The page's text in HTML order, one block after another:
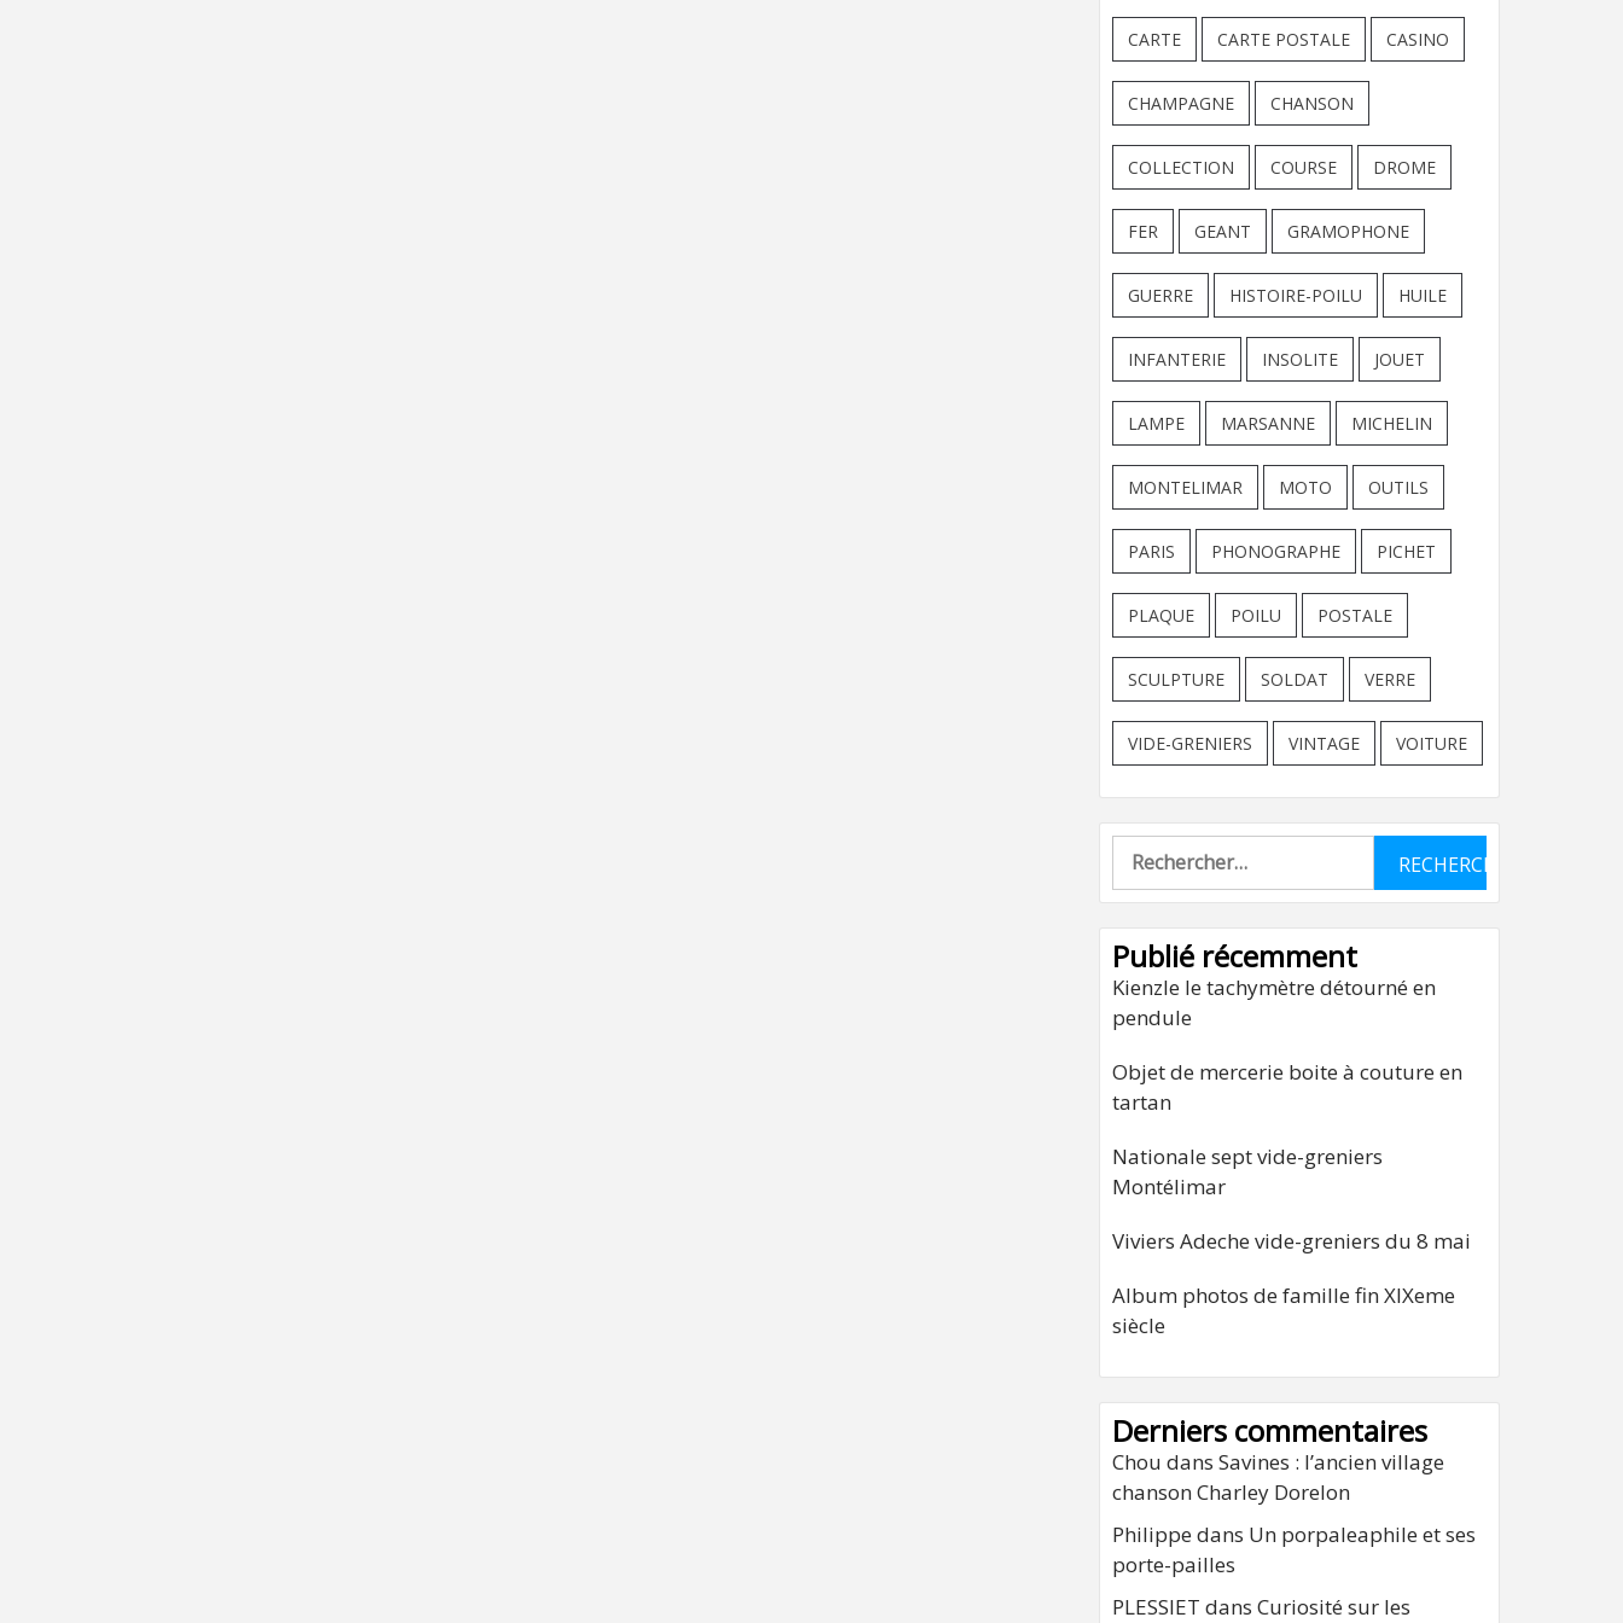
CARTE CARTE POSTALE CASINO
CHAMPAGNE CHANSON
COLLECTION COURSE DROME
FER GEANT GRAMOPHONE
GUERRE HISTOIRE-POILU HUILE
INFANTERIE INSOLITE JOUET
LAMPE MARSANNE MICHELIN
MONTELIMAR MOTO OUTILS
PARIS PHONOGRAPHE PICHET
PLAQUE POILU POSTALE
SCULPTURE SOLDAT VERRE
VIDE-GRENIERS VINTAGE VOITURE
Rechercher :
Publié récemment
Kienzle le tachymètre détourné en
pendule
Objet de mercerie boite à couture en
tartan
Nationale sept vide-greniers
Montélimar
Viviers Adeche vide-greniers du 8 mai
Album photos de famille fin XIXeme
siècle
Derniers commentaires
Chou dans Savines : l’ancien village
chanson Charley Dorelon
Philippe dans Un porpaleaphile et ses
porte-pailles
PLESSIET dans Curiosité sur les